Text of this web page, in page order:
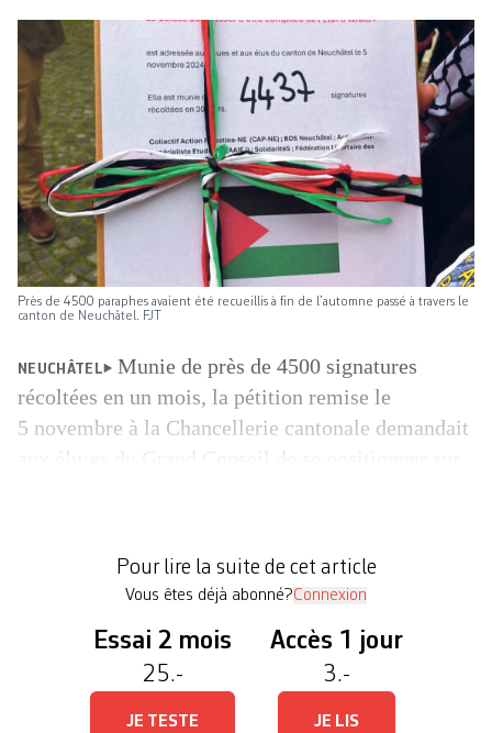
Près de 4500 paraphes avaient été recueillis à fin de l’automne passé à travers le
canton de Neuchâtel. FJT
NEUCHÂTEL
Munie de près de 4500 signatures
récoltées en un mois, la pétition remise le
5 novembre à la Chancellerie cantonale demandait
initiant·es de ce texte souhaitaient que […]
Pour lire la suite de cet article
Vous êtes déjà abonné?Connexion
Essai 2 mois
25.-
JE TESTE
Accès 1 jour
3.-
JE LIS